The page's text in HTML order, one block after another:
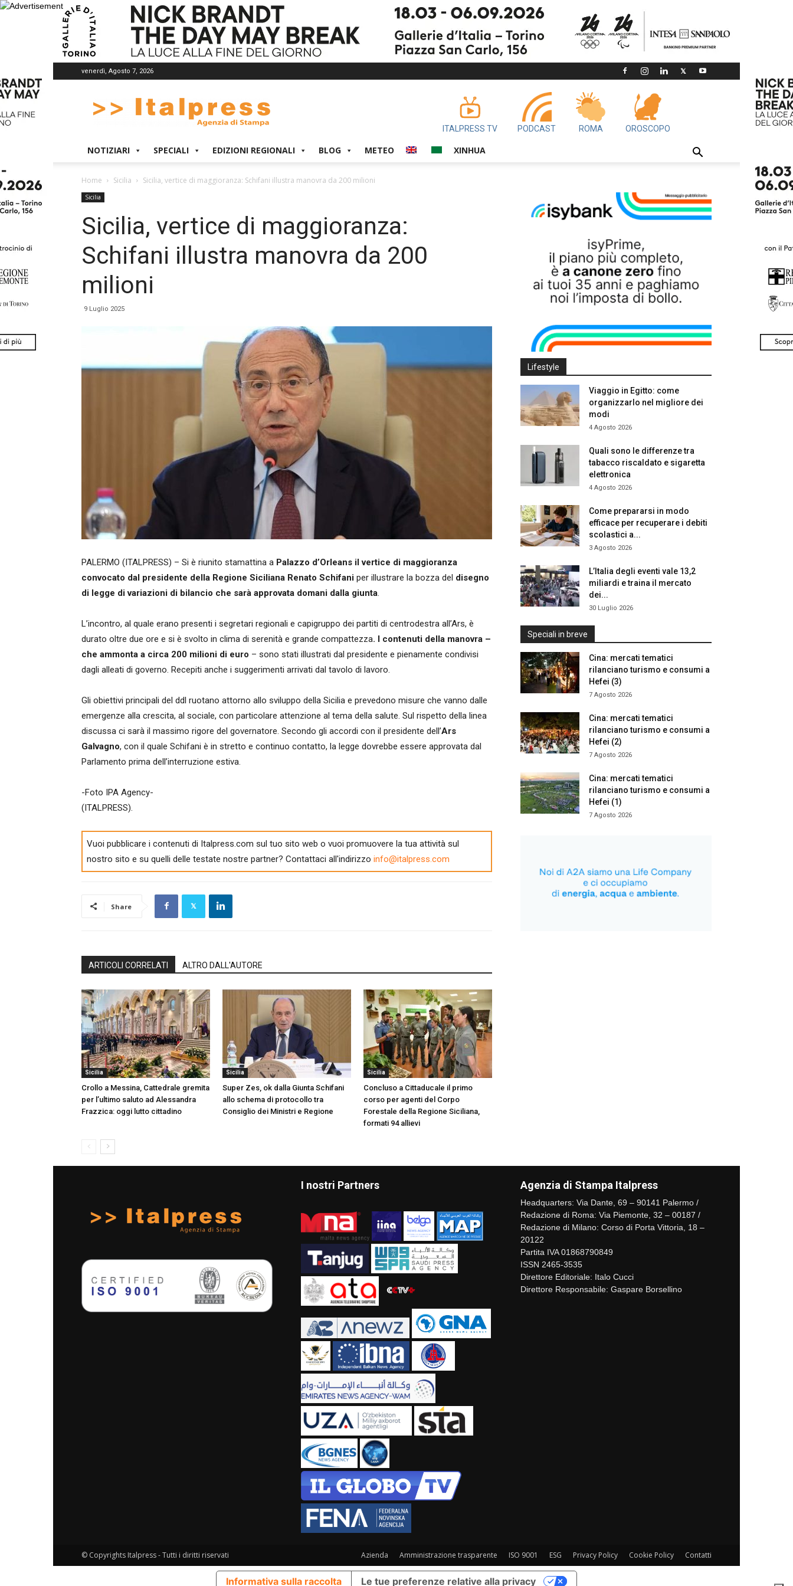
venerdì, Agosto 7, 2026
ITALPRESS TV PODCAST ROMA OROSCOPO
NOTIZIARI SPECIALI EDIZIONI REGIONALI BLOG METEO XINHUA
Home Sicilia Sicilia, vertice di maggioranza: Schifani illustra manovra da 200 milioni
Sicilia
Sicilia, vertice di maggioranza:
Schifani illustra manovra da 200
milioni
9 Luglio 2025
PALERMO (ITALPRESS) – Si è riunito stamattina a Palazzo d’Orleans il vertice di maggioranza
convocato dal presidente della Regione Siciliana Renato Schifani per illustrare la bozza del disegno
di legge di variazioni di bilancio che sarà approvata domani dalla giunta.
L’incontro, al quale erano presenti i segretari regionali e capigruppo dei partiti di centrodestra all’Ars, è
durato oltre due ore e si è svolto in clima di serenità e grande compattezza. I contenuti della manovra –
che ammonta a circa 200 milioni di euro – sono stati illustrati dal presidente e pienamente condivisi
dagli alleati di governo. Recepiti anche i suggerimenti arrivati dal tavolo di lavoro.
Gli obiettivi principali del ddl ruotano attorno allo sviluppo della Sicilia e prevedono misure che vanno dalle
emergenze alla crescita, al sociale, con particolare attenzione al tema della salute. Sul rispetto della linea
discussa ci sarà il massimo rigore del governatore. Secondo gli accordi con il presidente dell’Ars
Galvagno, con il quale Schifani è in stretto e continuo contatto, la legge dovrebbe essere approvata dal
Parlamento prima dell’interruzione estiva.
-Foto IPA Agency-
(ITALPRESS).
Vuoi pubblicare i contenuti di Italpress.com sul tuo sito web o vuoi promuovere la tua attività sul
nostro sito e su quelli delle testate nostre partner? Contattaci all'indirizzo info@italpress.com
Share
ARTICOLI CORRELATI ALTRO DALL'AUTORE
Sicilia
Crollo a Messina, Cattedrale gremita
per l’ultimo saluto ad Alessandra
Frazzica: oggi lutto cittadino
Sicilia
Super Zes, ok dalla Giunta Schifani
allo schema di protocollo tra
Consiglio dei Ministri e Regione
Sicilia
Concluso a Cittaducale il primo
corso per agenti del Corpo
Forestale della Regione Siciliana,
formati 94 allievi
Lifestyle
Viaggio in Egitto: come
organizzarlo nel migliore dei
modi
4 Agosto 2026
Quali sono le differenze tra
tabacco riscaldato e sigaretta
elettronica
4 Agosto 2026
Come prepararsi in modo
efficace per recuperare i debiti
scolastici a...
3 Agosto 2026
L’Italia degli eventi vale 13,2
miliardi e traina il mercato
dei...
30 Luglio 2026
Speciali in breve
Cina: mercati tematici
rilanciano turismo e consumi a
Hefei (3)
7 Agosto 2026
Cina: mercati tematici
rilanciano turismo e consumi a
Hefei (2)
7 Agosto 2026
Cina: mercati tematici
rilanciano turismo e consumi a
Hefei (1)
7 Agosto 2026
I nostri Partners Agenzia di Stampa Italpress
Headquarters: Via Dante, 69 – 90141 Palermo /
Redazione di Roma: Via Piemonte, 32 – 00187 /
Redazione di Milano: Corso di Porta Vittoria, 18 –
20122
Partita IVA 01868790849
ISSN 2465-3535
Direttore Editoriale: Italo Cucci
Direttore Responsabile: Gaspare Borsellino
Azienda Amministrazione trasparente ISO 9001 ESG Privacy Policy Cookie Policy Contatti
© Copyrights Italpress - Tutti i diritti riservati
Informativa sulla raccolta Le tue preferenze relative alla privacy